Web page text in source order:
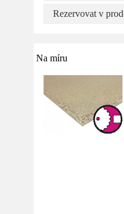
Rezervovat v
Na míru